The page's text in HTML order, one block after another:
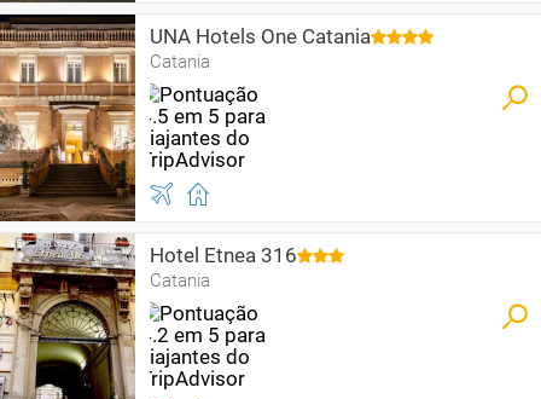
UNA Hotels One Catania
Catania
Hotel Etnea 316
Catania